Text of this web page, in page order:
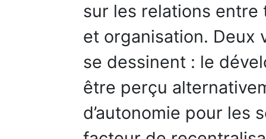
sur les relations entre
et organisation. Deux
se dessinent : le
être perçu
d’autonomie pour les